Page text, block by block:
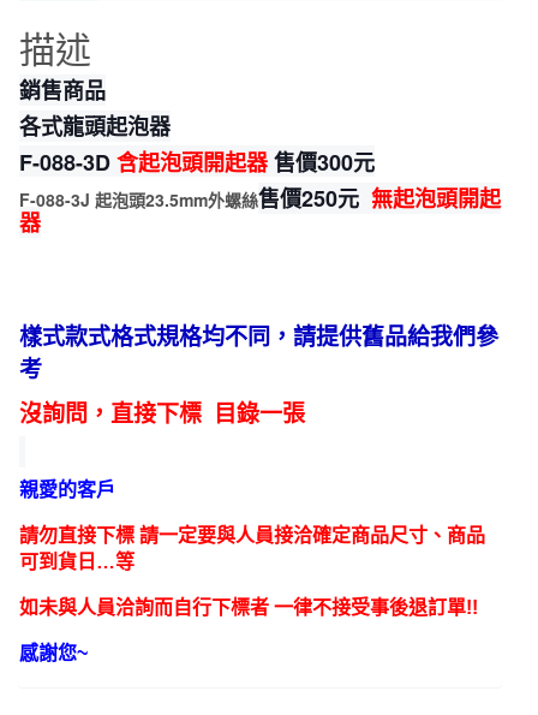
起
泡
器
目
錄
及
規
龍
頭
起
目
錄
數
描述
銷售商品
各式龍頭起泡器
F-088-3D含起泡頭開起器售價300元
F-088-3J 起泡頭23.5mm外螺絲售價250元 無起泡頭開起
器
樣式款式格式規格均不同，請提供舊品給我們參
考
沒詢問，直接下標 目錄一張
親愛的客戶
請勿直接下標 請一定要與人員接洽確定商品尺寸、商品
可到貨日…等
如未與人員洽詢而自行下標者 一律不接受事後退訂單!!
感謝您~